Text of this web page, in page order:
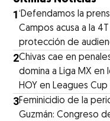
1‘Defendamos la
Campos acusa a la
protección de
2Chivas cae en
domina a Liga MX en
HOY en Leagues Cup
3Feminicidio de la
Guzmán: Congreso